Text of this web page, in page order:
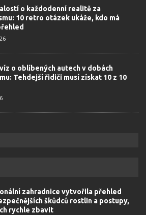
o každodenní realitě za
10 retro otázek ukáže, kdo má
o oblíbených autech v dobách
Tehdejší řidiči musí získat 10 z 10
zahradnice vytvořila přehled
škůdců rostlin a postupy,
rychle zbavit